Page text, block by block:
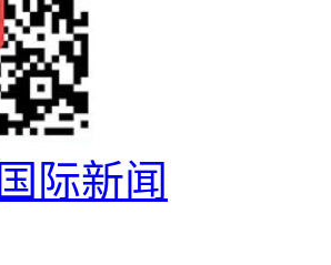
国际新闻